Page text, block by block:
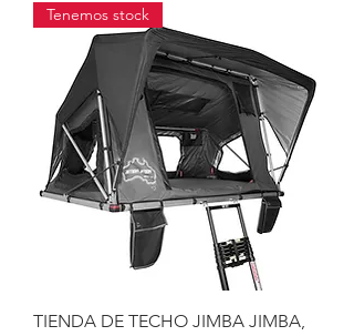
Tenemos stock
TIENDA DE TECHO JIMBA JIMBA,